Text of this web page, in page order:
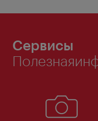
Сервисы